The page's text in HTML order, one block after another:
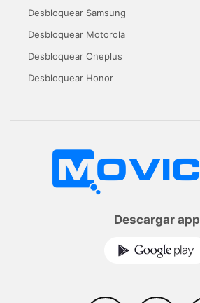
Desbloquear Samsung
Desbloquear Motorola
Desbloquear Oneplus
Desbloquear Honor
Descargar app